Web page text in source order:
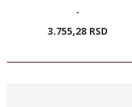
-
3.755,28 RSD